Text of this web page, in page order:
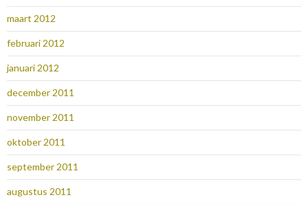
maart 2012
februari 2012
januari 2012
december 2011
november 2011
oktober 2011
september 2011
augustus 2011